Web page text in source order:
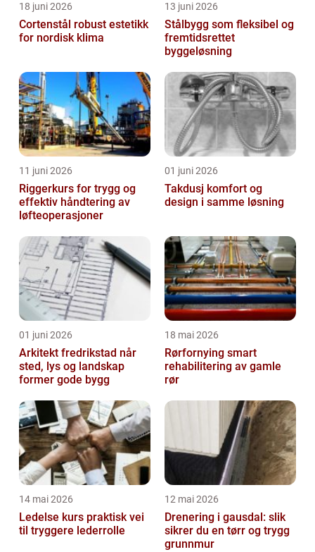
18 juni 2026
Cortenstål robust estetikk
for nordisk klima
13 juni 2026
Stålbygg som fleksibel og
fremtidsrettet
byggeløsning
11 juni 2026
Riggerkurs for trygg og
effektiv håndtering av
løfteoperasjoner
01 juni 2026
Takdusj komfort og
design i samme løsning
01 juni 2026
Arkitekt fredrikstad når
sted, lys og landskap
former gode bygg
18 mai 2026
Rørfornying smart
rehabilitering av gamle
rør
14 mai 2026
Ledelse kurs praktisk vei
til tryggere lederrolle
12 mai 2026
Drenering i gausdal: slik
sikrer du en tørr og trygg
grunnmur